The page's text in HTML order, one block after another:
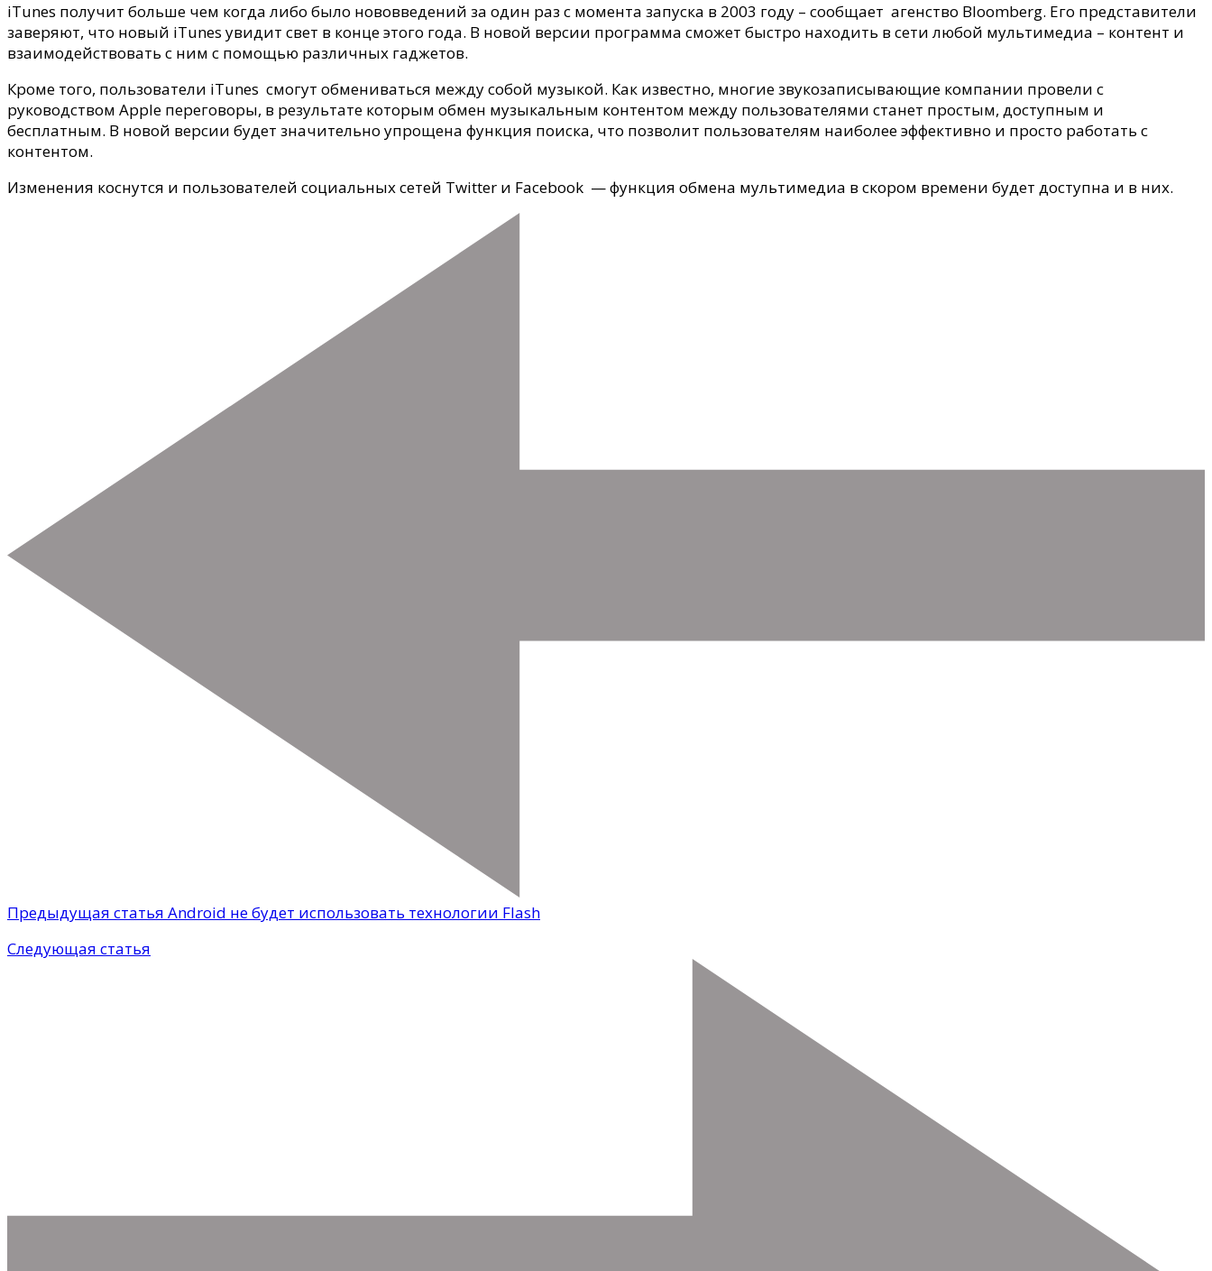
iTunes получит больше чем когда либо было нововведений за один раз с момента запуска в 2003 году – сообщает агенство Bloomberg. Его представители
заверяют, что новый iTunes увидит свет в конце этого года. В новой версии программа сможет быстро находить в сети любой мультимедиа – контент и
взаимодействовать с ним с помощью различных гаджетов.
Кроме того, пользователи iTunes смогут обмениваться между собой музыкой. Как известно, многие звукозаписывающие компании провели с
руководством Apple переговоры, в результате которым обмен музыкальным контентом между пользователями станет простым, доступным и
бесплатным. В новой версии будет значительно упрощена функция поиска, что позволит пользователям наиболее эффективно и просто работать с
контентом.
Изменения коснутся и пользователей социальных сетей Twitter и Facebook — функция обмена мультимедиа в скором времени будет доступна и в них.
Предыдущая статья Android не будет использовать технологии Flash
Следующая статья